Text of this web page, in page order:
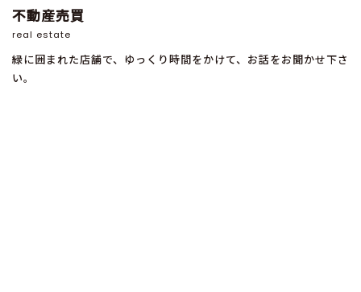
不動産売買
real estate
緑に囲まれた店舗で、ゆっくり時間をかけて、お話をお聞かせ下さ
い。